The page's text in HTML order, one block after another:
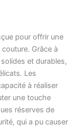
un bord
en laine
la
mérite
sa
zéro
coutures
la couture
pour offrir une
Grâce à
et durables,
Les
à réaliser
une touche
réserves de
qui a pu causer